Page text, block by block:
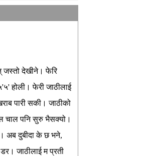
जस्तो देखीने। फेरि
होली। फेरी जाठीलाई
पारी सकी। जाठीको
चाल पनि सुरु भैसक्यो।
अब दुबीदा के छ भने,
जाठीलाई म प्रती